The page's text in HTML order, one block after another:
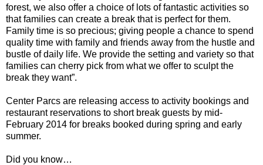
forest, we also offer a choice of lots of fantastic activities so
that families can create a break that is perfect for them.
Family time is so precious; giving people a chance to spend
quality time with family and friends away from the hustle and
bustle of daily life. We provide the setting and variety so that
families can cherry pick from what we offer to sculpt the
break they want”.
Center Parcs are releasing access to activity bookings and
restaurant reservations to short break guests by mid-
February 2014 for breaks booked during spring and early
summer.
Did you know…